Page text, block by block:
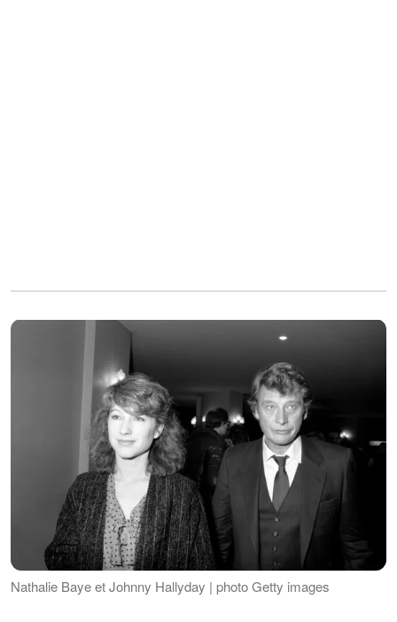
Nathalie Baye et Johnny Hallyday | photo Getty images